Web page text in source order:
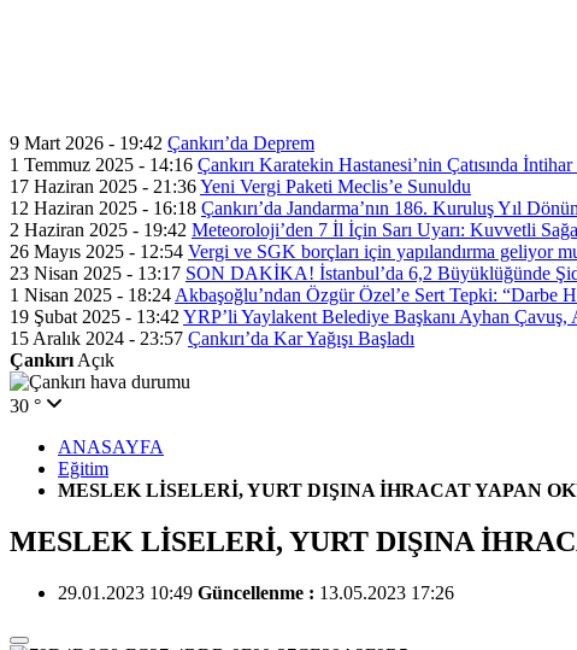
Çankırı Açık
30 °
ANASAYFA
Eğitim
MESLEK LİSELERİ, YURT DIŞINA İHRACAT YAPAN
MESLEK LİSELERİ, YURT DIŞINA
29.01.2023 10:49 Güncellenme : 13.05.2023 17:26